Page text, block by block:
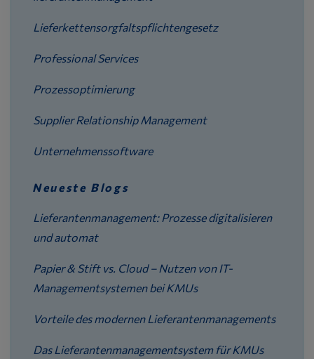
Lieferkettensorgfaltspflichtengesetz
Professional Services
Prozessoptimierung
Supplier Relationship Management
Unternehmenssoftware
Neueste Blogs
Lieferantenmanagement: Prozesse digitalisieren
und automat
Papier & Stift vs. Cloud – Nutzen von IT-
Managementsystemen bei KMUs
Vorteile des modernen Lieferantenmanagements
Das Lieferantenmanagementsystem für KMUs